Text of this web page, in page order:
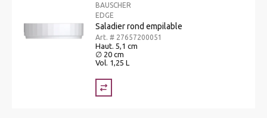
BAUSCHER
EDGE
Saladier rond empilable
Art. # 27657200051
Haut. 5,1 cm
∅ 20 cm
Vol. 1,25 L